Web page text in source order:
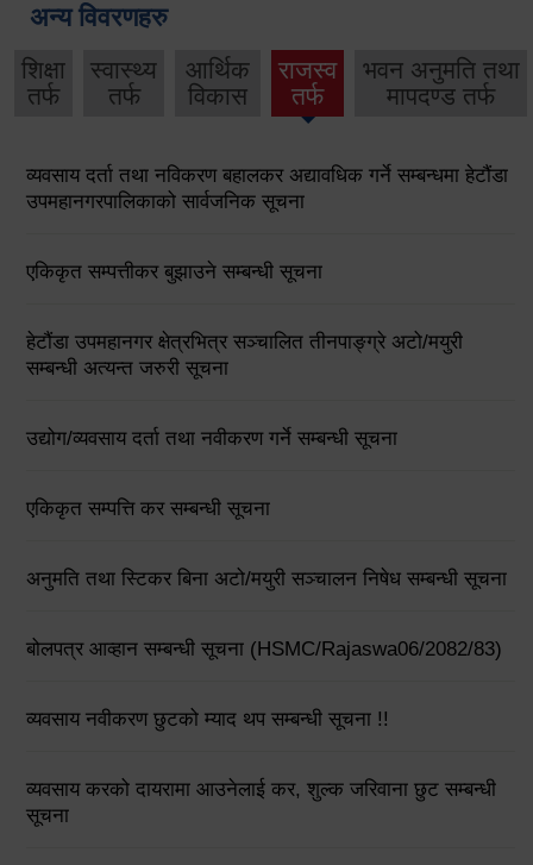
अन्य विवरणहरु
शिक्षा
तर्फ
स्वास्थ्य
तर्फ
आर्थिक
विकास
राजस्व
तर्फ
भवन अनुमति तथा
मापदण्ड तर्फ
व्यवसाय दर्ता तथा नविकरण बहालकर अद्यावधिक गर्ने सम्बन्धमा हेटौंडा
उपमहानगरपालिकाको सार्वजनिक सूचना
एकिकृत सम्पत्तीकर बुझाउने सम्बन्धी सूचना
हेटौंडा उपमहानगर क्षेत्रभित्र सञ्चालित तीनपाङ्ग्रे अटो/मयुरी
सम्बन्धी अत्यन्त जरुरी सूचना
उद्योग/व्यवसाय दर्ता तथा नवीकरण गर्ने सम्बन्धी सूचना
एकिकृत सम्पत्ति कर सम्बन्धी सूचना
अनुमति तथा स्टिकर बिना अटो/मयुरी सञ्चालन निषेध सम्बन्धी सूचना
बोलपत्र आव्हान सम्बन्धी सूचना (HSMC/Rajaswa06/2082/83)
व्यवसाय नवीकरण छुटको म्याद थप सम्बन्धी सूचना !!
व्यवसाय करको दायरामा आउनेलाई कर, शुल्क जरिवाना छुट सम्बन्धी
सूचना